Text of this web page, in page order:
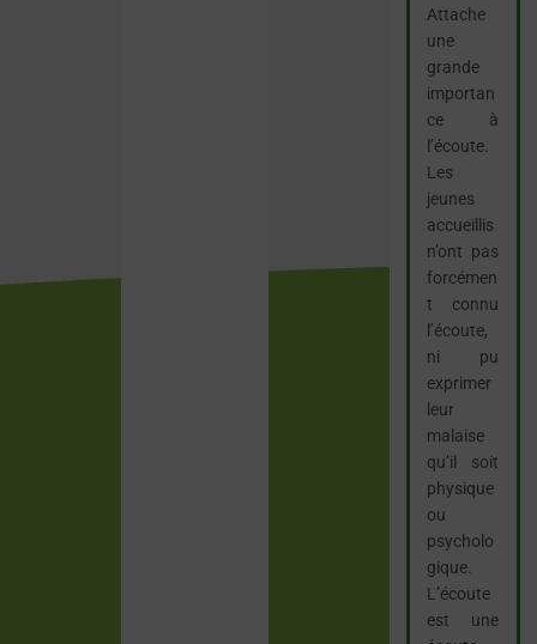
Attache
une
grande
importan
ce à
l’écoute.
Les
jeunes
accueillis
n’ont pas
forcémen
t connu
l’écoute,
ni pu
exprimer
leur
malaise
qu’il soit
physique
ou
psycholo
gique.
L’écoute
est une